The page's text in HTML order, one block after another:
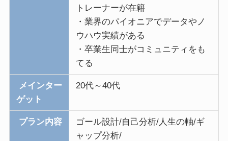
トレーナーが在籍
・業界のパイオニアでデータやノ
ウハウ実績がある
・卒業生同士がコミュニティをも
てる
メインター
ゲット
20代～40代
プラン内容
ゴール設計/自己分析/人生の軸/ギ
ャップ分析/